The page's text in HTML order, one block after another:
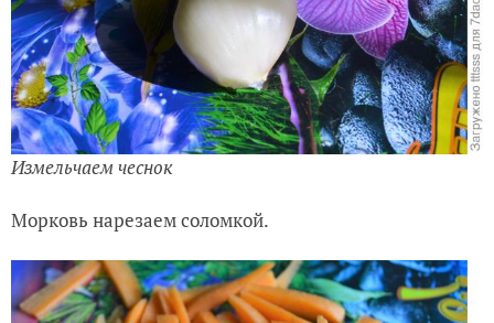
Измельчаем чеснок
Морковь нарезаем соломкой.